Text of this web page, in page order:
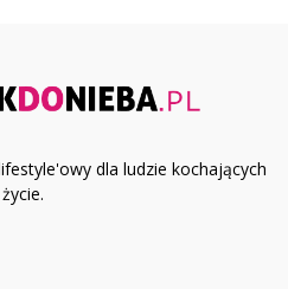
dla ludzie kochających
życie.